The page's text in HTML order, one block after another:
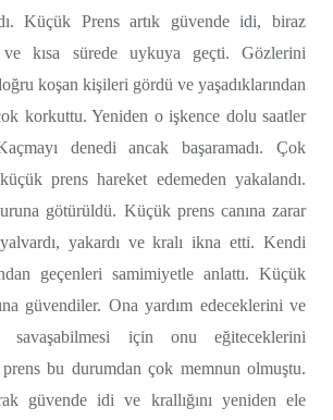
Küçük Prens artık güvende idi, biraz
kısa sürede uykuya geçti. Gözlerini
koşan kişileri gördü ve yaşadıklarından
korkuttu. Yeniden o işkence dolu saatler
denedi ancak başaramadı. Çok
prens hareket edemeden yakalandı.
götürüldü. Küçük prens canına zarar
yakardı ve kralı ikna etti. Kendi
geçenleri samimiyetle anlattı. Küçük
güvendiler. Ona yardım edeceklerini ve
savaşabilmesi için onu eğiteceklerini
bu durumdan çok memnun olmuştu.
güvende idi ve krallığını yeniden ele